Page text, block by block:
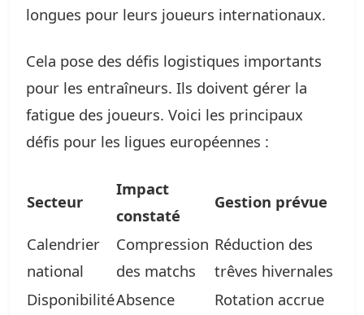
longues pour leurs joueurs internationaux.
Cela pose des défis logistiques importants
pour les entraîneurs. Ils doivent gérer la
fatigue des joueurs. Voici les principaux
défis pour les ligues européennes :
Secteur
Impact
constaté
Gestion prévue
Calendrier
national
Compression
des matchs
Réduction des
trêves hivernales
DisponibilitéAbsence
Rotation accrue